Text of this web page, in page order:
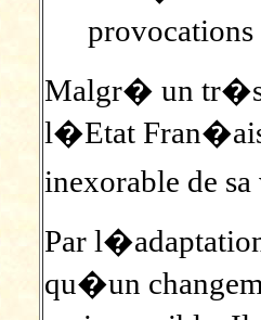
Malgr� un tr�s
l�Etat
inexorable de
Par
qu�un